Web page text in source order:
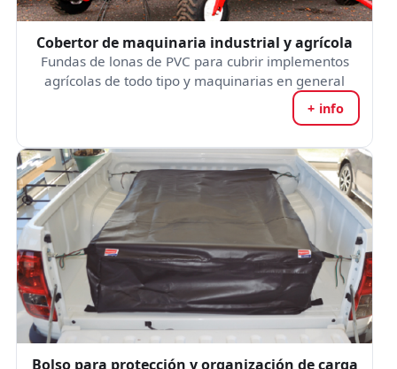
Cobertor de maquinaria industrial y agrícola
Fundas de lonas de PVC para cubrir implementos
agrícolas de todo tipo y maquinarias en general
+ info
Bolso para protección y organización de carga